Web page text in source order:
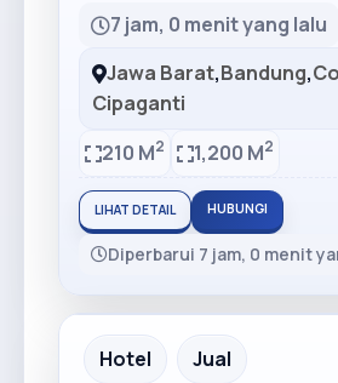
7 jam, 0 menit yang lalu
Jawa Barat,Bandung,
Cipaganti
210 M2 1,200 M2
LIHAT DETAIL HUBUNGI
Diperbarui 7 jam, 0 menit
Recommended
Hotel Jual